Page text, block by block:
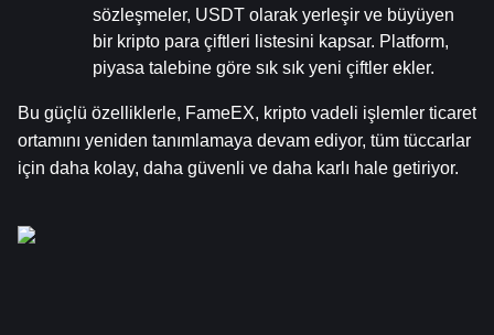
sözleşmeler, USDT olarak yerleşir ve büyüyen
bir kripto para çiftleri listesini kapsar. Platform,
piyasa talebine göre sık sık yeni çiftler ekler.
Bu güçlü özelliklerle, FameEX, kripto vadeli işlemler ticaret
ortamını yeniden tanımlamaya devam ediyor, tüm tüccarlar
için daha kolay, daha güvenli ve daha karlı hale getiriyor.